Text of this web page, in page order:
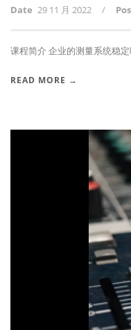
Date 29 11 月 2022 /
课程简介 企业的测量系统稳
READ MORE →